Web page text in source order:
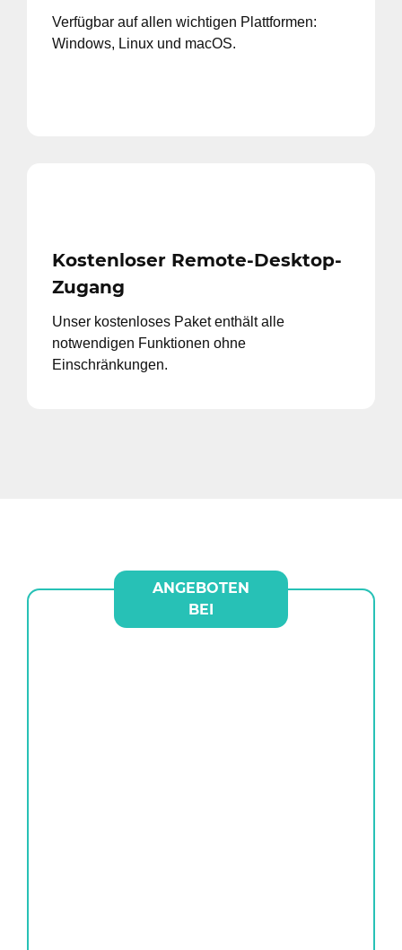
Verfügbar auf allen wichtigen Plattformen:
Windows, Linux und macOS.
Kostenloser Remote-Desktop-
Zugang
Unser kostenloses Paket enthält alle
notwendigen Funktionen ohne
Einschränkungen.
ANGEBOTEN
BEI